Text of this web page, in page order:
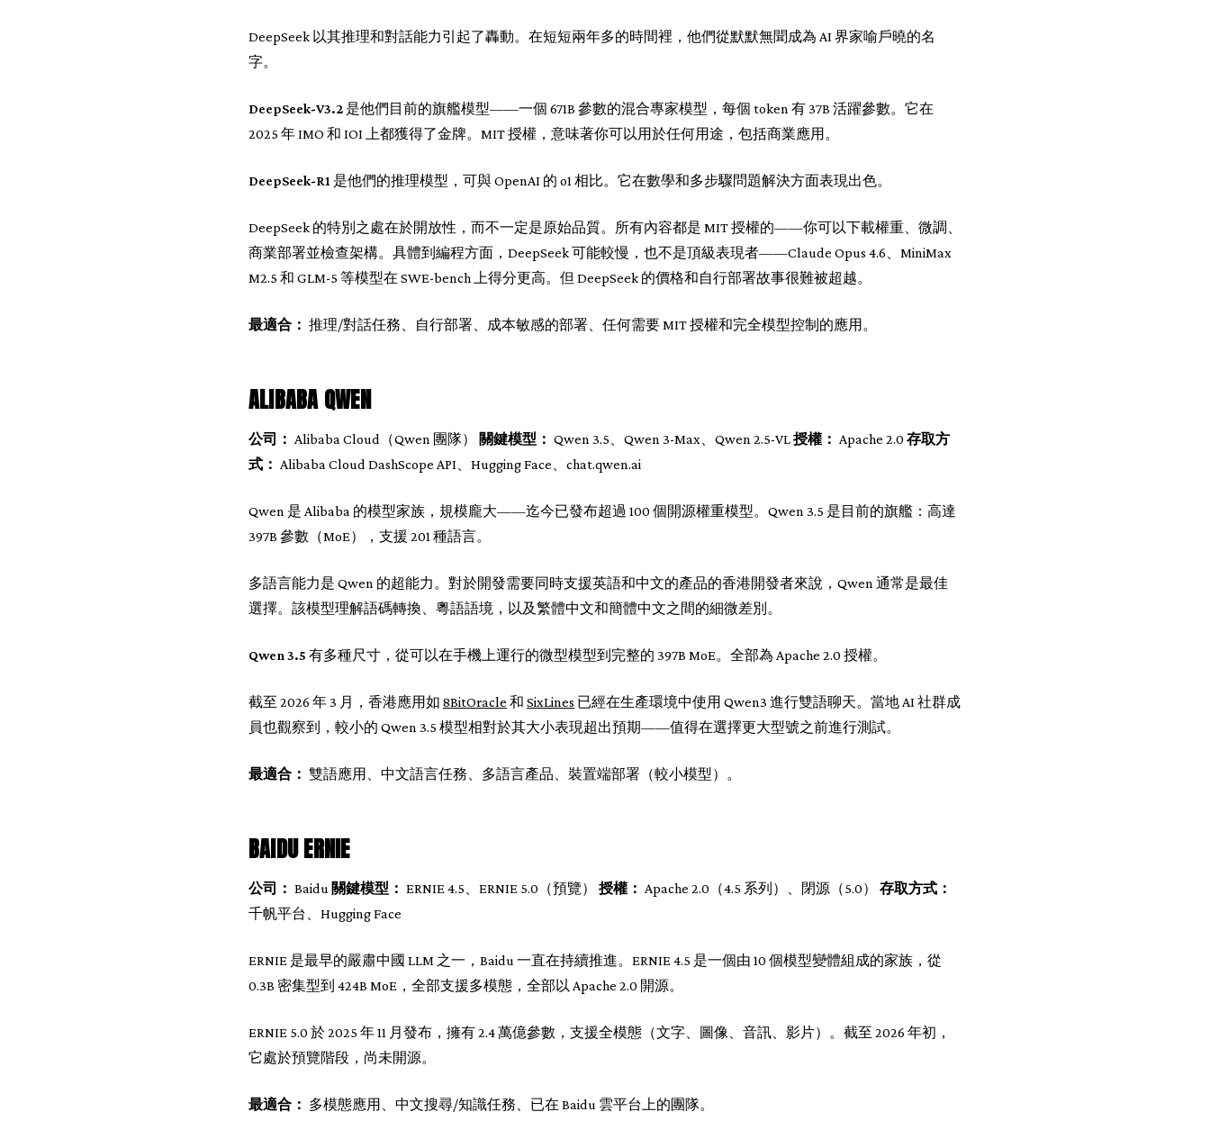
DeepSeek 以其推理和對話能力引起了轟動。在短短兩年多的時間裡，他們從默默無聞成為 AI 界家喻戶曉的名
字。
DeepSeek-V3.2 是他們目前的旗艦模型——一個 671B 參數的混合專家模型，每個 token 有 37B 活躍參數。它在
2025 年 IMO 和 IOI 上都獲得了金牌。MIT 授權，意味著你可以用於任何用途，包括商業應用。
DeepSeek-R1 是他們的推理模型，可與 OpenAI 的 o1 相比。它在數學和多步驟問題解決方面表現出色。
DeepSeek 的特別之處在於開放性，而不一定是原始品質。所有內容都是 MIT 授權的——你可以下載權重、微調、
商業部署並檢查架構。具體到編程方面，DeepSeek 可能較慢，也不是頂級表現者——Claude Opus 4.6、MiniMax
M2.5 和 GLM-5 等模型在 SWE-bench 上得分更高。但 DeepSeek 的價格和自行部署故事很難被超越。
最適合： 推理/對話任務、自行部署、成本敏感的部署、任何需要 MIT 授權和完全模型控制的應用。
ALIBABA QWEN
公司： Alibaba Cloud（Qwen 團隊） 關鍵模型： Qwen 3.5、Qwen 3-Max、Qwen 2.5-VL授權： Apache 2.0 存取方
式： Alibaba Cloud DashScope API、Hugging Face、chat.qwen.ai
Qwen 是 Alibaba 的模型家族，規模龐大——迄今已發布超過 100 個開源權重模型。Qwen 3.5 是目前的旗艦：高達
397B 參數（MoE），支援 201 種語言。
多語言能力是 Qwen 的超能力。對於開發需要同時支援英語和中文的產品的香港開發者來說，Qwen 通常是最佳
選擇。該模型理解語碼轉換、粵語語境，以及繁體中文和簡體中文之間的細微差別。
Qwen 3.5 有多種尺寸，從可以在手機上運行的微型模型到完整的 397B MoE。全部為 Apache 2.0 授權。
截至 2026 年 3 月，香港應用如 8BitOracle 和 SixLines 已經在生產環境中使用 Qwen3 進行雙語聊天。當地 AI 社群成
員也觀察到，較小的 Qwen 3.5 模型相對於其大小表現超出預期——值得在選擇更大型號之前進行測試。
最適合： 雙語應用、中文語言任務、多語言產品、裝置端部署（較小模型）。
BAIDU ERNIE
公司： Baidu 關鍵模型： ERNIE 4.5、ERNIE 5.0（預覽） 授權： Apache 2.0（4.5 系列）、閉源（5.0） 存取方式：
千帆平台、Hugging Face
ERNIE 是最早的嚴肅中國 LLM 之一，Baidu 一直在持續推進。ERNIE 4.5 是一個由 10 個模型變體組成的家族，從
0.3B 密集型到 424B MoE，全部支援多模態，全部以 Apache 2.0 開源。
ERNIE 5.0 於 2025 年 11 月發布，擁有 2.4 萬億參數，支援全模態（文字、圖像、音訊、影片）。截至 2026 年初，
它處於預覽階段，尚未開源。
最適合： 多模態應用、中文搜尋/知識任務、已在 Baidu 雲平台上的團隊。